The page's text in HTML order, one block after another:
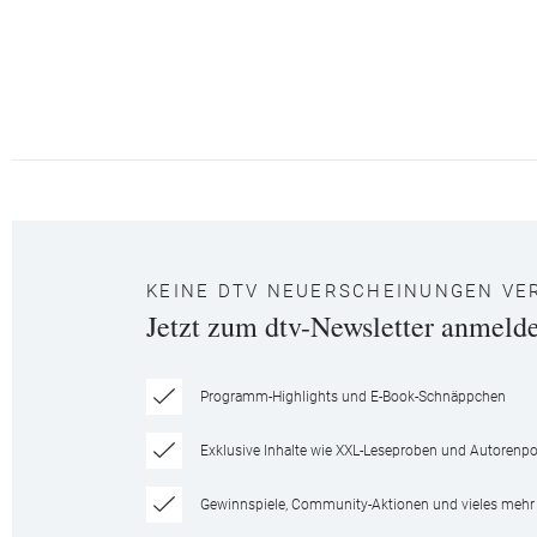
KEINE DTV NEUERSCHEINUNGEN
Jetzt zum dtv-Newsletter
Programm-Highlights und E-Book-Schnäppchen
Exklusive Inhalte wie XXL-Leseproben und
Gewinnspiele, Community-Aktionen und vieles mehr